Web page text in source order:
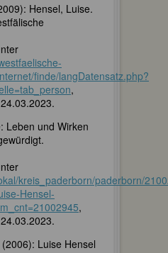
Hensel, Luise.
finde/langDatensatz.php?
,
Leben und Wirken
kreis_paderborn/paderborn/
Hensel-
,
Luise Hensel